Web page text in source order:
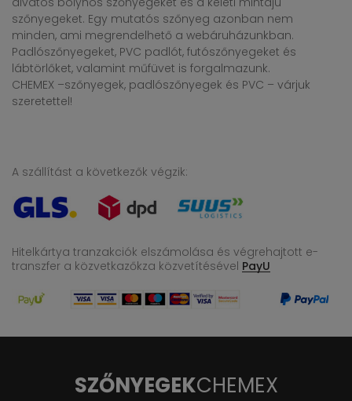
szőnyegeket. Egy mutatós szőnyeg azonban nem
minden, ami megrendelhető a webáruházunkban.
Padlószőnyegeket, PVC padlót, futószőnyegeket és
lábtörlőket, valamint műfüvet is forgalmazunk.
CHEMEX –szőnyegek, padlószőnyegek és PVC – várjuk
szeretettel!
A szállítást a következők végzik:
Hitelkártya tranzakciók elszámolása és végrehajtott e-
transzfer a közvetkazőkza közvetítésével PayU
SZŐNYEGEKCHEMEX